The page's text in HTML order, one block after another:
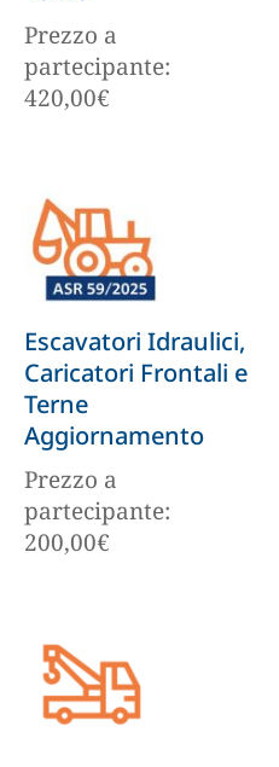
Prezzo a
partecipante:
420,00€
Escavatori Idraulici,
Caricatori Frontali e
Terne
Aggiornamento
Prezzo a
partecipante:
200,00€